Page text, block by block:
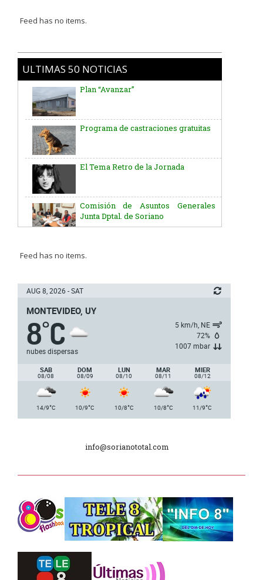
Feed has no items.
ULTIMAS 50 NOTICIAS
Plan “Avanzar”
Programa de castraciones gratuitas
El Tema Retro de la Jornada
Comisión de Asuntos Generales
Aniversario del Natalicio del Gral.
José G. Artigas
Junta Dptal. de Soriano
5ª y 6ª fecha de los campeonatos
nacionales de AUVO
Plan de Regularización de Adeudos
2025
Dpto. de Higiene de la Intendencia.
Tele 8 Tropical – bloque 01
Feed has no items.
AUG 8, 2026 - SAT
MONTEVIDEO, UY
8°C
nubes dispersas
5 km/h, NE
72%
1007 mbar
SAB
08/08
DOM
08/09
LUN
08/10
MAR
08/11
MIER
08/12
14/9°C 10/9°C 10/8°C 10/8°C 11/9°C
info@sorianototal.com